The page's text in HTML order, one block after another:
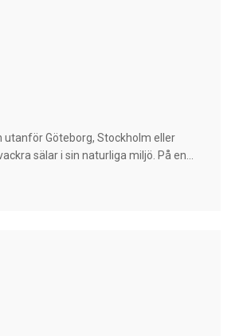
utanför Göteborg, Stockholm eller
sälar i sin naturliga miljö. På en...